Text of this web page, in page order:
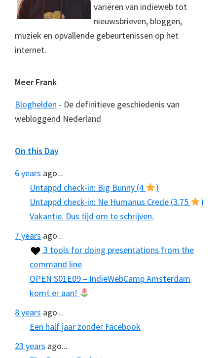
variëren van indieweb tot
nieuwsbrieven, bloggen,
muziek en opvallende gebeurtenissen op het
internet.
Meer Frank
Bloghelden - De definitieve geschiedenis van
webloggend Nederland
On this Day
6 years ago...
Untappd check-in: Big Bunny (4
)
Untappd check-in: Ne Humanus Crede (3.75
)
Vakantie. Dus tijd om te schrijven.
7 years ago...
3 tools for doing presentations from the
command line
OPEN S01E09 – IndieWebCamp Amsterdam
komt er aan!
8 years ago...
Een half jaar zonder Facebook
23 years ago...